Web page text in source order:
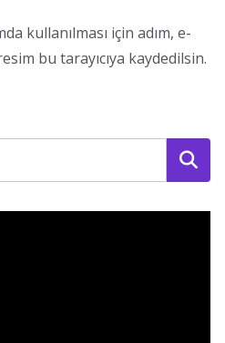
kullanılması için adım, e-
bu tarayıcıya kaydedilsin.
Ara